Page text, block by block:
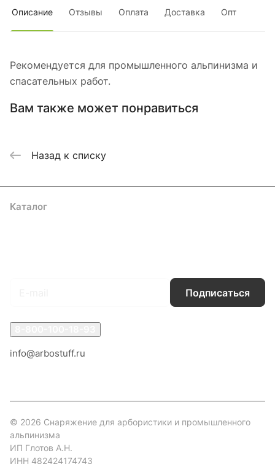
Описание Отзывы Оплата Доставка Опт
Рекомендуется для промышленного альпинизма и
спасательных работ.
Вам также может понравиться
Назад к списку
Каталог
Подписаться
info@arbostuff.ru
© 2026 Снаряжение для арбористики и промышленного
альпинизма
ИП Глотов А.Н.
ИНН 482424174743